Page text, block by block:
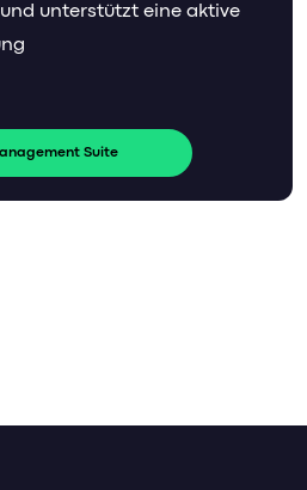
unterstützt eine aktive
Suite